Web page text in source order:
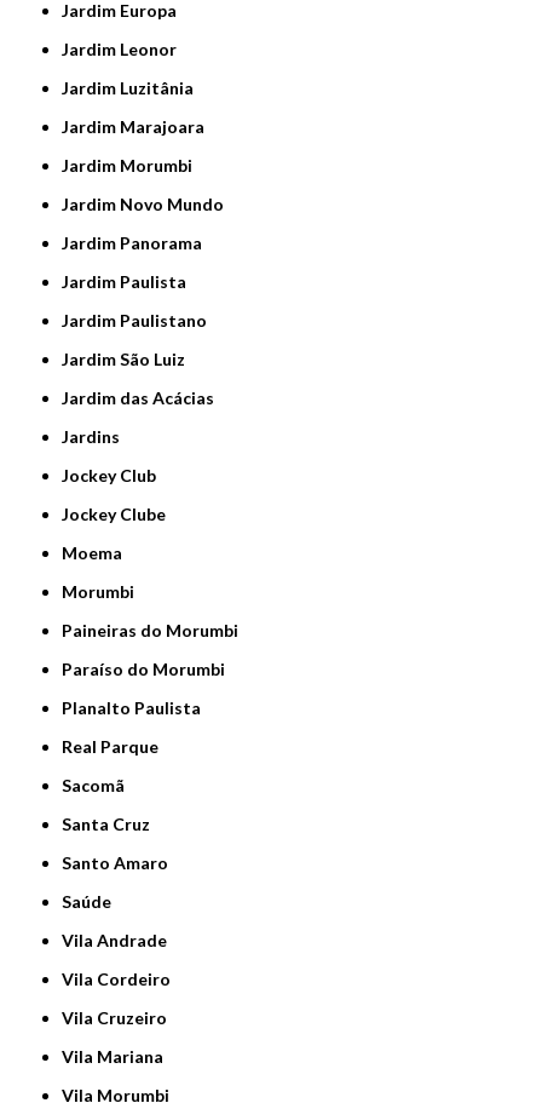
Jardim Europa
Jardim Leonor
Jardim Luzitânia
Jardim Marajoara
Jardim Morumbi
Jardim Novo Mundo
Jardim Panorama
Jardim Paulista
Jardim Paulistano
Jardim São Luiz
Jardim das Acácias
Jardins
Jockey Club
Jockey Clube
Moema
Morumbi
Paineiras do Morumbi
Paraíso do Morumbi
Planalto Paulista
Real Parque
Sacomã
Santa Cruz
Santo Amaro
Saúde
Vila Andrade
Vila Cordeiro
Vila Cruzeiro
Vila Mariana
Vila Morumbi